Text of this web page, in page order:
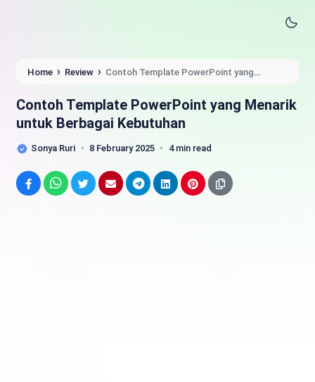
Home › Review › Contoh Template PowerPoint yang
Contoh Template PowerPoint yang Menarik
untuk Berbagai Kebutuhan
Sonya Ruri 8 February 2025 4 min read